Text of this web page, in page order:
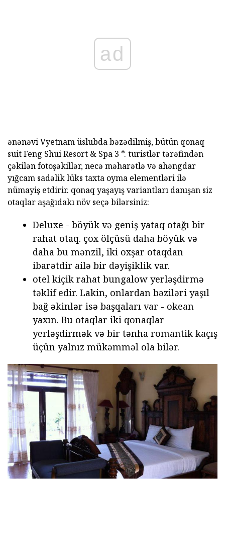
ad
ənənəvi Vyetnam üslubda bəzədilmiş, bütün qonaq
suit Feng Shui Resort & Spa 3 *. turistlər tərəfindən
çəkilən fotoşəkillər, necə məharətlə və ahəngdar
yığcam sadəlik lüks taxta oyma elementləri ilə
nümayiş etdirir. qonaq yaşayış variantları danışan siz
otaqlar aşağıdakı növ seçə bilərsiniz:
Deluxe - böyük və geniş yataq otağı bir
rahat otaq. çox ölçüsü daha böyük və
daha bu mənzil, iki oxşar otaqdan
ibarətdir ailə bir dəyişiklik var.
otel kiçik rahat bungalow yerləşdirmə
təklif edir. Lakin, onlardan bəziləri yaşıl
bağ əkinlər isə başqaları var - okean
yaxın. Bu otaqlar iki qonaqlar
yerləşdirmək və bir tənha romantik kaçış
üçün yalnız mükəmməl ola bilər.